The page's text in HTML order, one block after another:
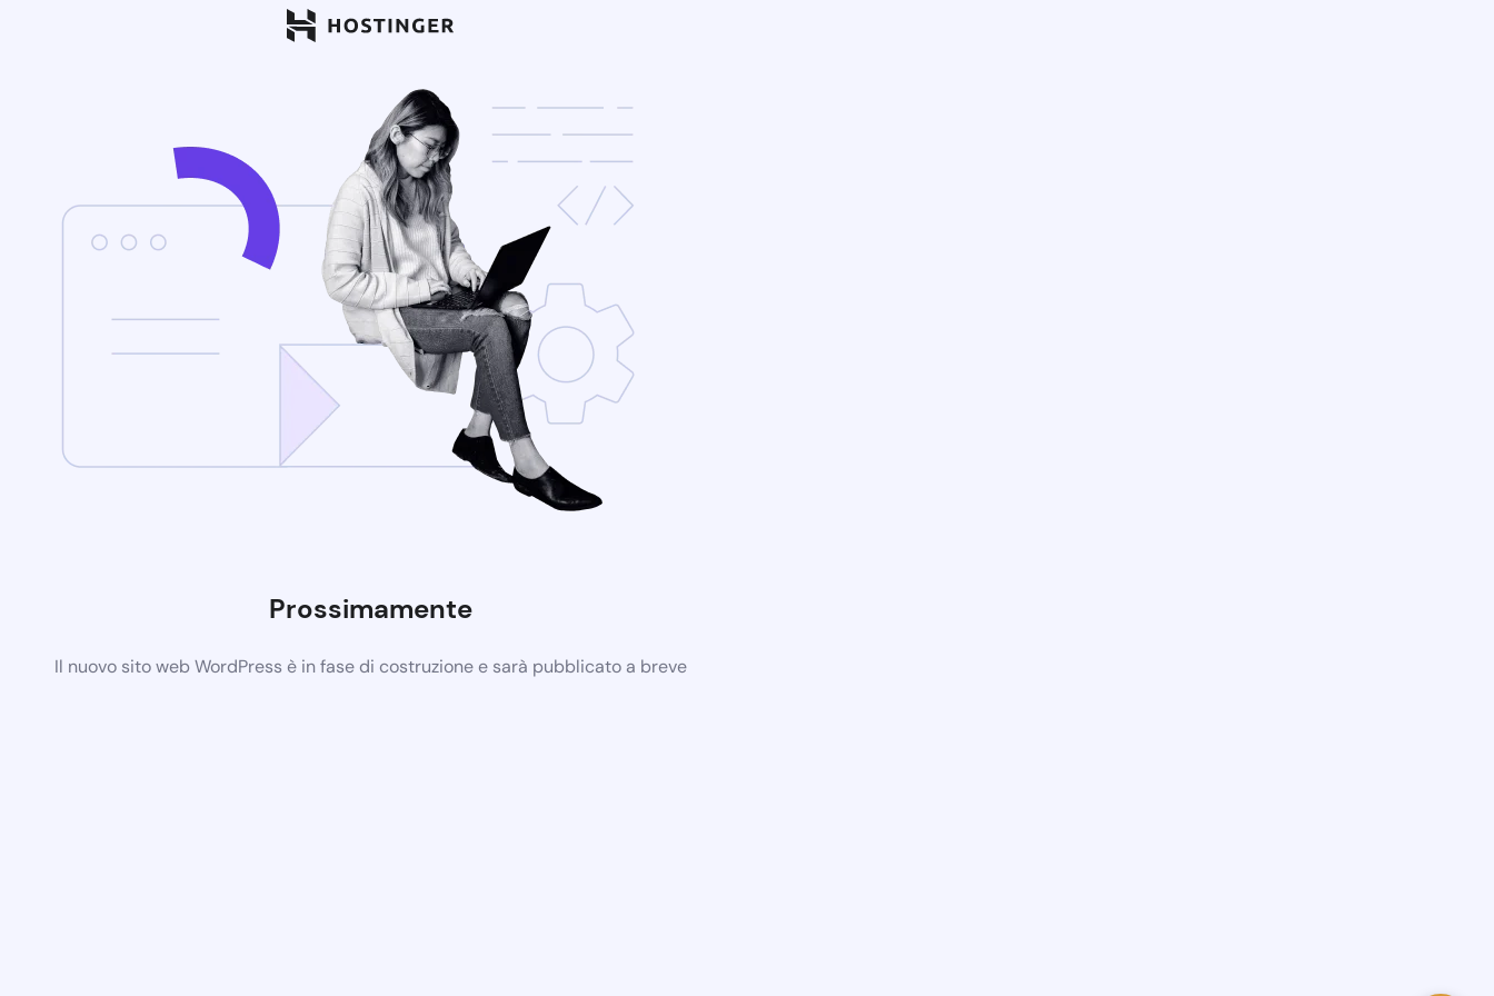
Prossimamente
Il nuovo sito web WordPress è in fase di costruzione e sarà pubblicato a breve